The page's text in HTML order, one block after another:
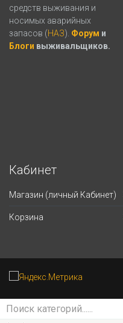
средств выживания и
носимых аварийных
запасов (НАЗ). Форум и
Блоги выживальщиков.
Кабинет
Магазин (личный Кабинет)
Корзина